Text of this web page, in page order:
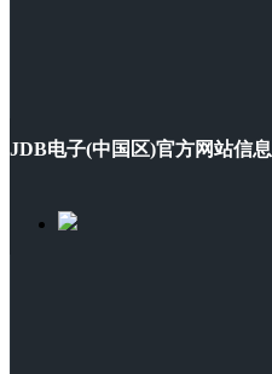
JDB电子(中国区)官方网站信息